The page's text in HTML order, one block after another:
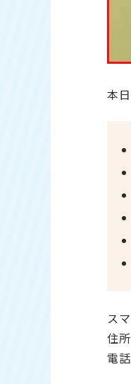
本
ス
住
電